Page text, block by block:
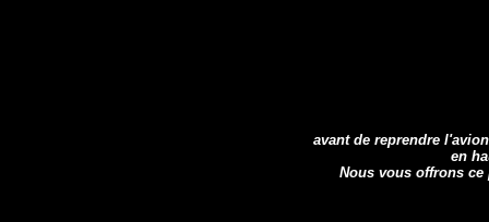
avant de reprendre
en
Nous vous offrons ce